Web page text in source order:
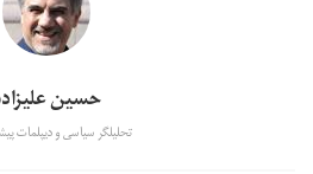
حسین
تحلیلگر سیاسی و دیپلمات